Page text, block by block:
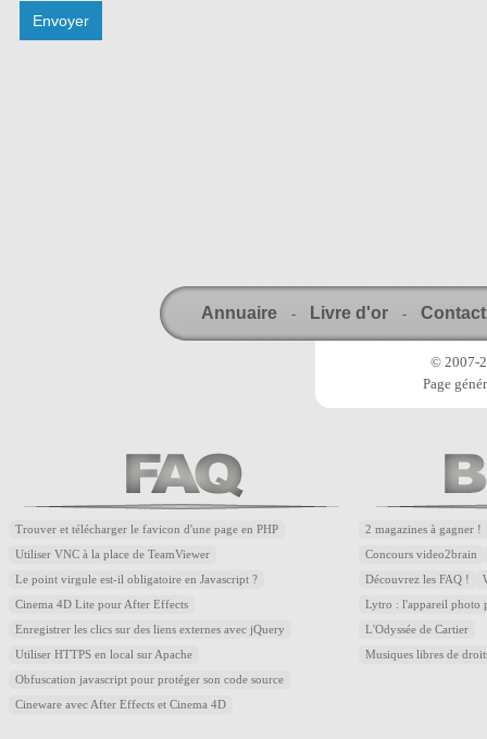
Annuaire - Livre d'or - Contact
© 2007-
Page
Trouver et télécharger le favicon d'une page en PHP
Utiliser VNC à la place de TeamViewer
Le point virgule est-il obligatoire en Javascript ?
Cinema 4D Lite pour After Effects
Enregistrer les clics sur des liens externes avec jQuery
Utiliser HTTPS en local sur Apache
Obfuscation javascript pour protéger son code source
Cineware avec After Effects et Cinema 4D
2 magazines à gagner !
Concours video2brain
Découvrez les FAQ !
Lytro : l'appareil photo
L'Odyssée de Cartier
Musiques libres de